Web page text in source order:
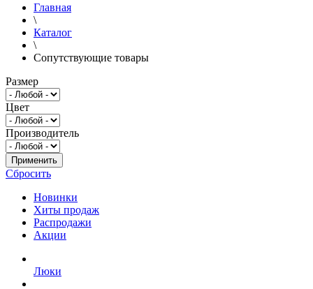
Главная
\
Каталог
\
Сопутствующие товары
Размер
Цвет
Производитель
Сбросить
Новинки
Хиты продаж
Распродажи
Акции
Люки